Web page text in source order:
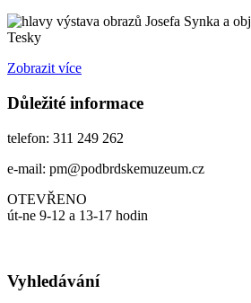
výstava obrazů Josefa Synka a
Tesky
Zobrazit více
Důležité informace
telefon: 311 249 262
e-mail: pm@podbrdskemuzeum.cz
OTEVŘENO
út-ne 9-12 a 13-17 hodin
Vyhledávání